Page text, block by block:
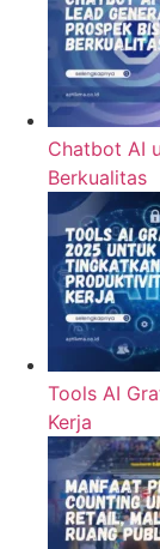
Chatbot AI
Berkualitas
Tools AI
Kerja